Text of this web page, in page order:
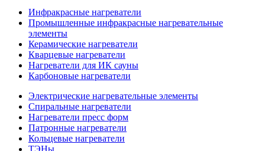
Инфракрасные нагреватели
Промышленные инфракрасные нагревательные
элементы
Керамические нагреватели
Кварцевые нагреватели
Нагреватели для ИК сауны
Карбоновые нагреватели
Электрические нагревательные элементы
Спиральные нагреватели
Нагреватели пресс форм
Патронные нагреватели
Кольцевые нагреватели